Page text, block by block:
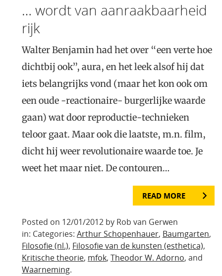
… wordt van aanraakbaarheid
rijk
Walter Benjamin had het over “een verte hoe
dichtbij ook”, aura, en het leek alsof hij dat
iets belangrijks vond (maar het kon ook om
een oude -reactionaire- burgerlijke waarde
gaan) wat door reproductie-technieken
teloor gaat. Maar ook die laatste, m.n. film,
dicht hij weer revolutionaire waarde toe. Je
weet het maar niet. De contouren…
READ MORE
Posted on 12/01/2012 by Rob van Gerwen
in: Categories: Arthur Schopenhauer, Baumgarten,
Filosofie (nl.), Filosofie van de kunsten (esthetica),
Kritische theorie, mfok, Theodor W. Adorno, and
Waarneming.